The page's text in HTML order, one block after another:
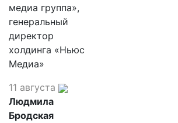
медиа группа»,
генеральный
директор
холдинга «Ньюс
Медиа»
11 августа
Людмила
Бродская